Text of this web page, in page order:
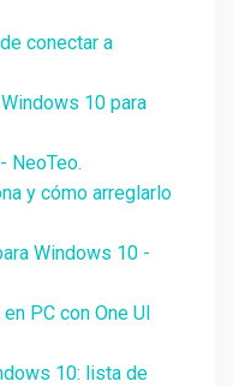
conectar a
10 para
NeoTeo.
y cómo arreglarlo
Windows 10 -
PC con One UI
10: lista de